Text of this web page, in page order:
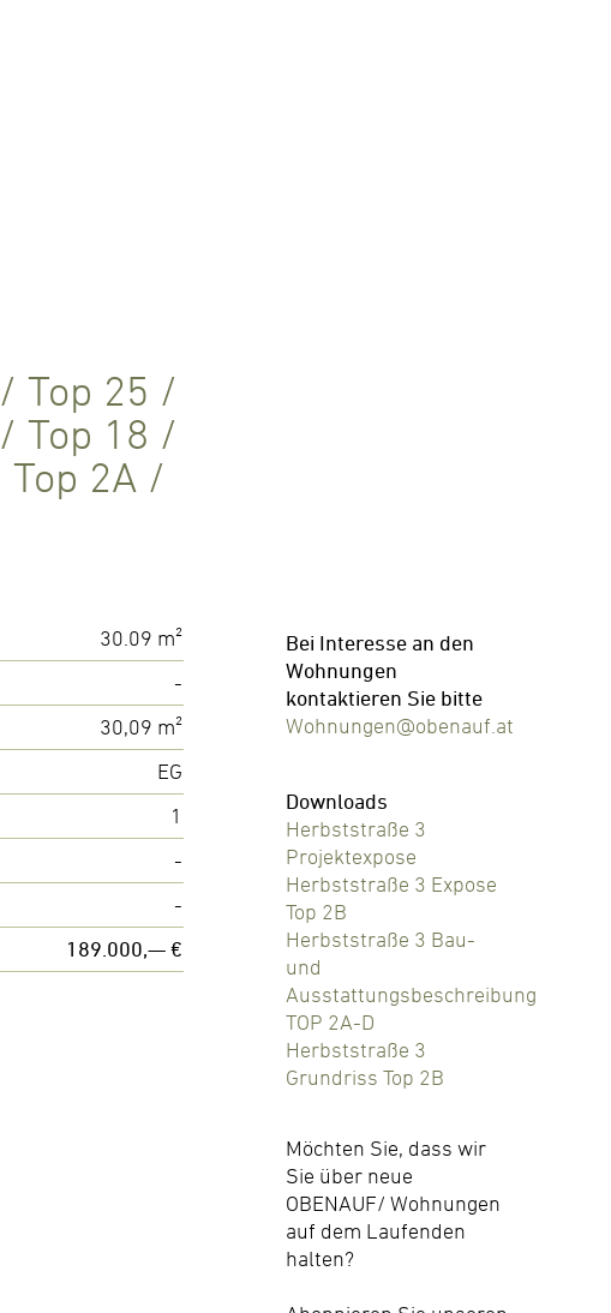
/ Top 25 /
/ Top 18 /
Top 2A /
30.09 m²
-
30,09 m²
EG
1
-
-
189.000,— €
Bei Interesse an den
Wohnungen
kontaktieren Sie bitte
Wohnungen@obenauf.at
Downloads
Herbststraße 3
Projektexpose
Herbststraße 3 Expose
Top 2B
Herbststraße 3 Bau-
und
Ausstattungsbeschreibung
TOP 2A-D
Herbststraße 3
Grundriss Top 2B
Möchten Sie, dass wir
Sie über neue
OBENAUF/ Wohnungen
auf dem Laufenden
halten?